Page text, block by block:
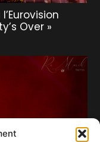
Over »